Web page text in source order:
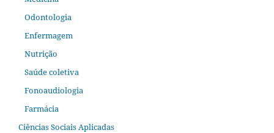
Odontologia
Enfermagem
Nutrição
Saúde coletiva
Fonoaudiologia
Farmácia
Ciências Sociais Aplicadas